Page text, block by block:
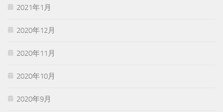
2021年1月
2020年12月
2020年11月
2020年10月
2020年9月